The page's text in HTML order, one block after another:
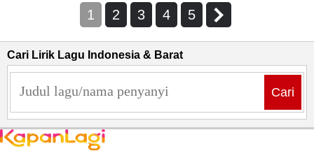
1 2 3 4 5
Cari Lirik Lagu Indonesia & Barat
Cari